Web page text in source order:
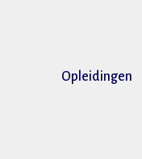
Opleidingen